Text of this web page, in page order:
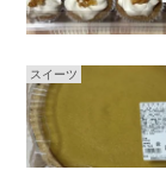
スイーツ